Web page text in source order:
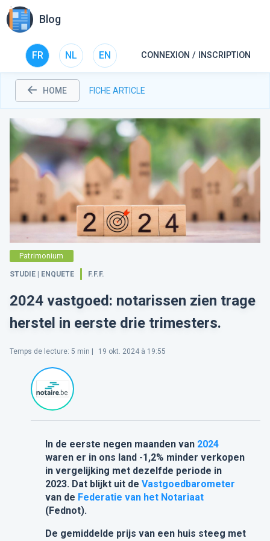
Blog
FR NL EN CONNEXION / INSCRIPTION
HOME FICHE ARTICLE
Patrimonium
STUDIE | ENQUETE F.F.F.
2024 vastgoed: notarissen zien trage
herstel in eerste drie trimesters.
Temps de lecture: 5 min | 19 okt. 2024 à 19:55
In de eerste negen maanden van 2024
waren er in ons land -1,2% minder verkopen
in vergelijking met dezelfde periode in
2023. Dat blijkt uit de Vastgoedbarometer
van de Federatie van het Notariaat
(Fednot).
De gemiddelde prijs van een huis steeg met